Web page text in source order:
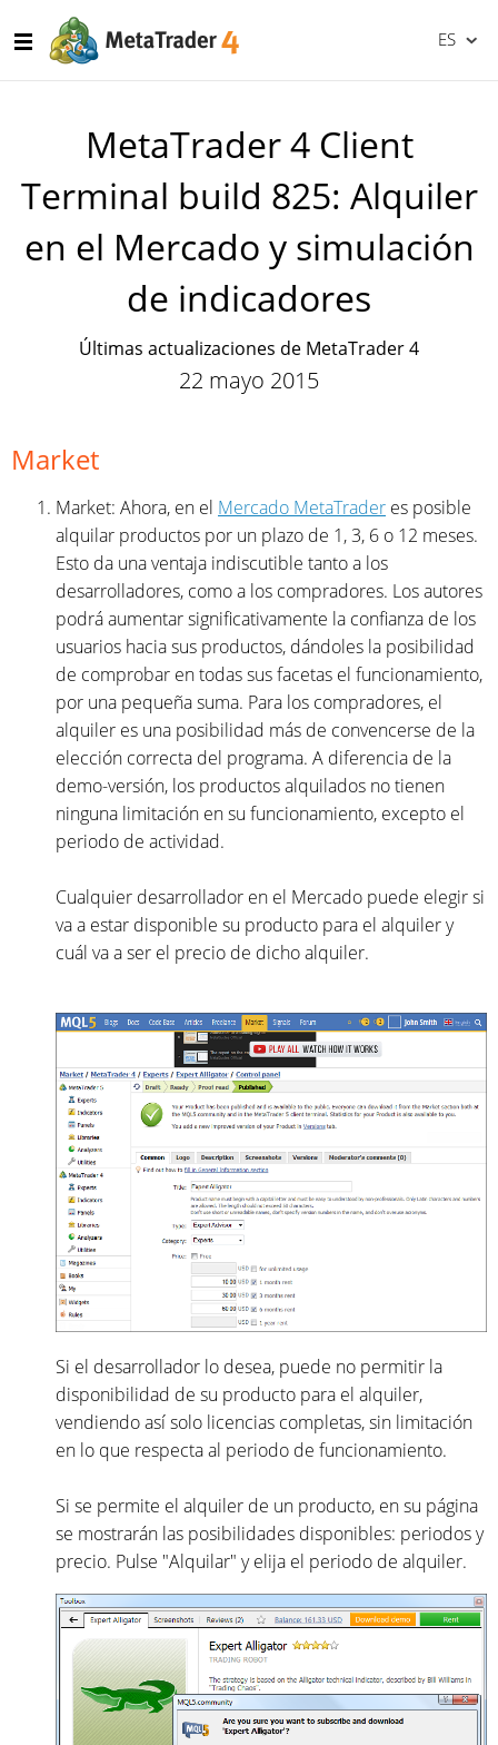
ES
MetaTrader 4 Client
Terminal build 825: Alquiler
en el Mercado y simulación
de indicadores
Últimas actualizaciones de MetaTrader 4
22 mayo 2015
Market
Market: Ahora, en el Mercado MetaTrader es posible
alquilar productos por un plazo de 1, 3, 6 o 12 meses.
Esto da una ventaja indiscutible tanto a los
desarrolladores, como a los compradores. Los autores
podrá aumentar significativamente la confianza de los
usuarios hacia sus productos, dándoles la posibilidad
de comprobar en todas sus facetas el funcionamiento,
por una pequeña suma. Para los compradores, el
alquiler es una posibilidad más de convencerse de la
elección correcta del programa. A diferencia de la
demo-versión, los productos alquilados no tienen
ninguna limitación en su funcionamiento, excepto el
periodo de actividad.
Cualquier desarrollador en el Mercado puede elegir si
va a estar disponible su producto para el alquiler y
cuál va a ser el precio de dicho alquiler.
Si el desarrollador lo desea, puede no permitir la
disponibilidad de su producto para el alquiler,
vendiendo así solo licencias completas, sin limitación
en lo que respecta al periodo de funcionamiento.
Si se permite el alquiler de un producto, en su página
se mostrarán las posibilidades disponibles: periodos y
precio. Pulse "Alquilar" y elija el periodo de alquiler.